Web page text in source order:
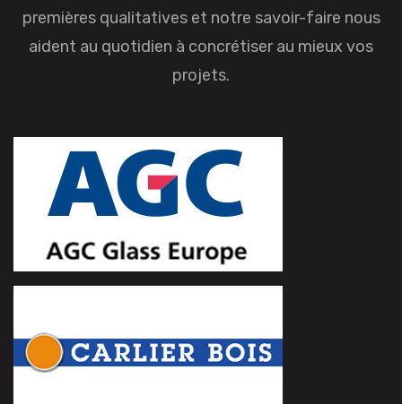
premières qualitatives et notre savoir-faire nous
aident au quotidien à concrétiser au mieux vos
projets.